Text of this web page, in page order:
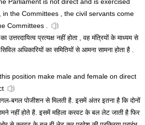
Parliament is not direct and is exercised
in the Committees , the civil servants come
Committees .
प्रत्यक्ष नहीं होता , वह मंत्रियों के माध्यम से
अधिकारियों का समितियों से आमना सामना होता है .
position make male and female on direct
बगल पोजीशन से मिलती है. इसमें अंतर इतना है कि दोनों
नहीं होते है. इसमें महिला करवट के बल लेट जाती है फिर